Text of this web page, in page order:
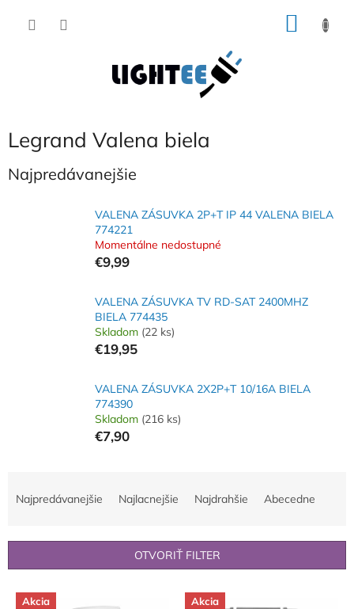
Legrand Valena biela
Najpredávanejšie
VALENA ZÁSUVKA 2P+T IP 44 VALENA BIELA
774221
Momentálne nedostupné
€9,99
VALENA ZÁSUVKA TV RD-SAT 2400MHZ
BIELA 774435
Skladom (22 ks)
€19,95
VALENA ZÁSUVKA 2X2P+T 10/16A BIELA
774390
Skladom (216 ks)
€7,90
i
Najpredávanejšie Najlacnejšie Najdrahšie Abecedne
OTVORIŤ FILTER
V Akcia Akcia